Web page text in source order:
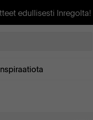
edullisesti Inregolta!